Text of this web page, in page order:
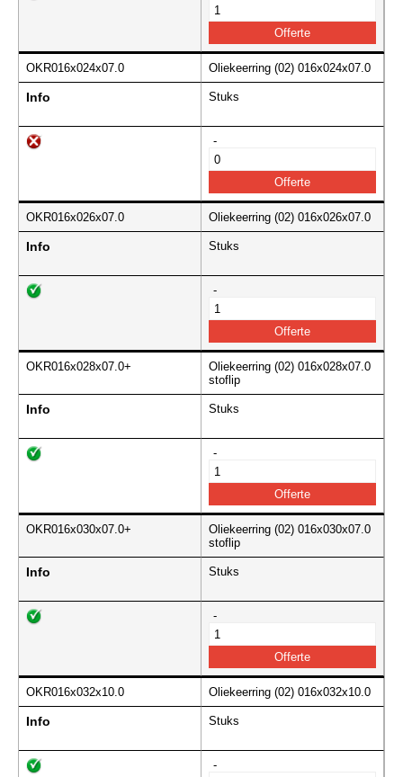
OKR016x024x07.0 Oliekeerring (02) 016x024x07.0
Info Stuks
-
OKR016x026x07.0 Oliekeerring (02) 016x026x07.0
Info Stuks
-
OKR016x028x07.0+
Oliekeerring (02) 016x028x07.0
stoflip
Info Stuks
-
OKR016x030x07.0+
Oliekeerring (02) 016x030x07.0
stoflip
Info Stuks
-
OKR016x032x10.0 Oliekeerring (02) 016x032x10.0
Info Stuks
-